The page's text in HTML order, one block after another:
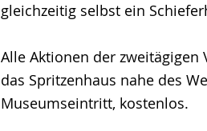
gleichzeitig selbst ein
Alle Aktionen der
das Spritzenhaus nahe des
Museumseintritt, kostenlos.